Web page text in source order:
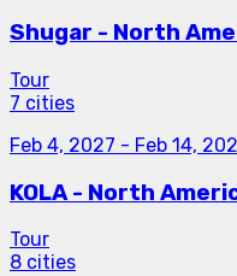
Shugar - North
Tour
7 cities
Feb 4, 2027 - Feb 14,
KOLA - North
Tour
8 cities